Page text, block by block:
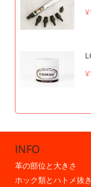
INFO
革の部位と大きさ
ホック類とハトメ抜